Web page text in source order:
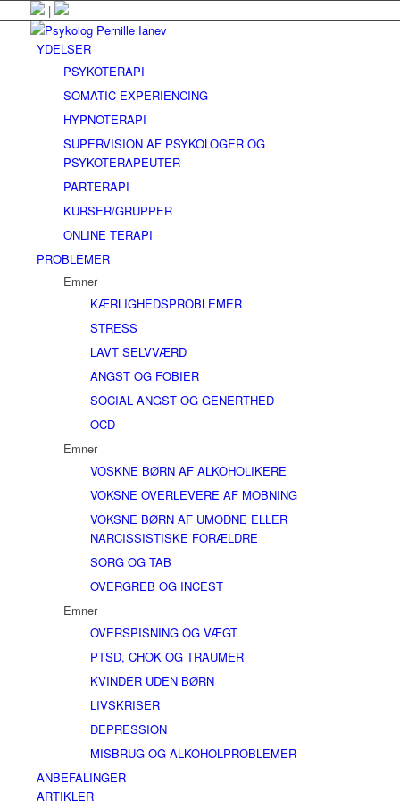
|
YDELSER
PSYKOTERAPI
SOMATIC EXPERIENCING
HYPNOTERAPI
SUPERVISION AF PSYKOLOGER OG
PSYKOTERAPEUTER
PARTERAPI
KURSER/GRUPPER
ONLINE TERAPI
PROBLEMER
Emner
KÆRLIGHEDSPROBLEMER
STRESS
LAVT SELVVÆRD
ANGST OG FOBIER
SOCIAL ANGST OG GENERTHED
OCD
Emner
VOSKNE BØRN AF ALKOHOLIKERE
VOKSNE OVERLEVERE AF MOBNING
VOKSNE BØRN AF UMODNE ELLER
NARCISSISTISKE FORÆLDRE
SORG OG TAB
OVERGREB OG INCEST
Emner
OVERSPISNING OG VÆGT
PTSD, CHOK OG TRAUMER
KVINDER UDEN BØRN
LIVSKRISER
DEPRESSION
MISBRUG OG ALKOHOLPROBLEMER
ANBEFALINGER
ARTIKLER